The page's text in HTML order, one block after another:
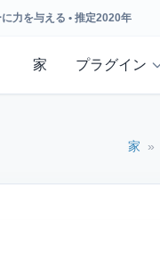
力を与える • 推定2020年
家 プラグイン
家 »